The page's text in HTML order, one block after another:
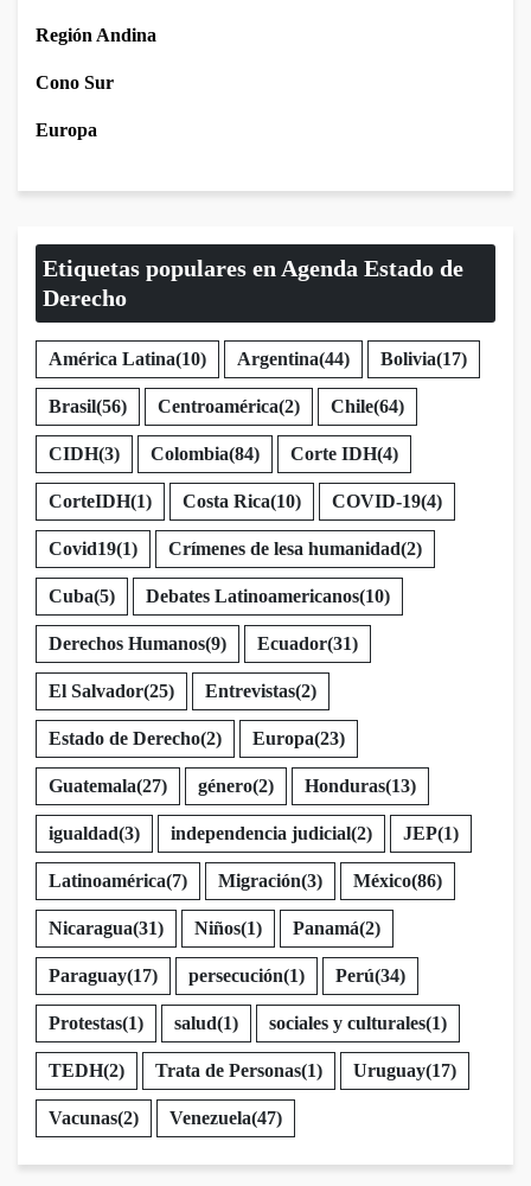
Región Andina
Cono Sur
Europa
Etiquetas populares en Agenda Estado de
Derecho
América Latina(10) Argentina(44) Bolivia(17)
Brasil(56) Centroamérica(2) Chile(64)
CIDH(3) Colombia(84) Corte IDH(4)
CorteIDH(1) Costa Rica(10) COVID-19(4)
Covid19(1) Crímenes de lesa humanidad(2)
Cuba(5) Debates Latinoamericanos(10)
Derechos Humanos(9) Ecuador(31)
El Salvador(25) Entrevistas(2)
Estado de Derecho(2) Europa(23)
Guatemala(27) género(2) Honduras(13)
igualdad(3) independencia judicial(2) JEP(1)
Latinoamérica(7) Migración(3) México(86)
Nicaragua(31) Niños(1) Panamá(2)
Paraguay(17) persecución(1) Perú(34)
Protestas(1) salud(1) sociales y culturales(1)
TEDH(2) Trata de Personas(1) Uruguay(17)
Vacunas(2) Venezuela(47)